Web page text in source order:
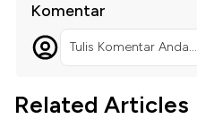
Komentar
Tulis Komentar Anda...
Related Articles